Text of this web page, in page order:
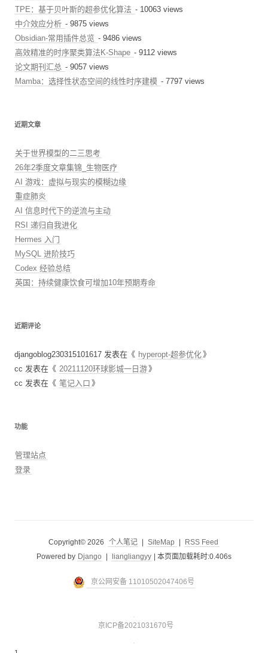
TPE：基于贝叶斯的超参优化算法 - 10063 views
中介效应分析 - 9875 views
Obsidian-常用插件总览 - 9486 views
高效精准的时序聚类算法K-Shape - 9112 views
论文期刊汇总 - 9057 views
Mamba：选择性状态空间的线性时序建模 - 7797 views
近期文章
关于世界模型的二三思考
26年2季度文章集锦_生物医疗
AI 游戏：虚拟与现实的模糊边缘
重症肺炎
AI 信息时代下的逆流与主动
RSI 递归自我进化
Hermes 入门
MySQL 进阶技巧
Codex 经验总结
英国：持续健康饮食可增加10年预期寿命
近期评论
djangoblog230315101617 发表在《 hyperopt-超参优化 》
cc 发表在《 20211120环球影城一日游 》
cc 发表在《 笔记入口 》
功能
管理站点
登录
Copyright© 2026 个人笔记 SiteMap
RSS Feed
Powered by Django liangliangyy |本页面加载耗时:0.406s
京公网安备 11010502047406号
京ICP备2021031670号